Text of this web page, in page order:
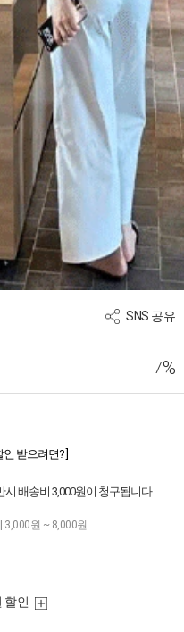
SNS 공유
7%
받으려면? ]
시 배송비 3,000원이 청구됩니다.
3,000원 ~ 8,000원
할인